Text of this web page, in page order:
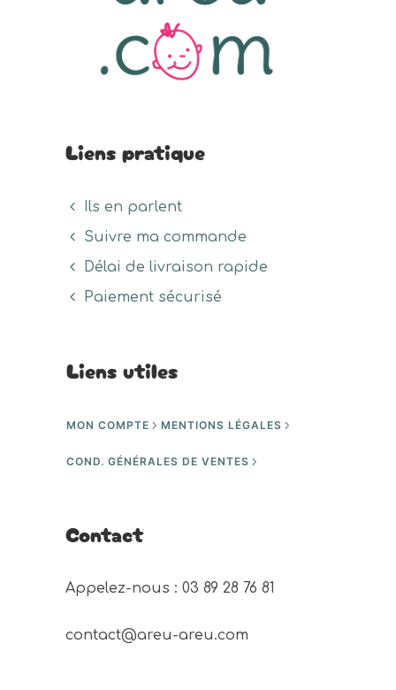
Liens pratique
Ils en parlent
Suivre ma commande
Délai de livraison rapide
Paiement sécurisé
Liens utiles
MON COMPTE MENTIONS LÉGALES
COND. GÉNÉRALES DE VENTES
Contact
Appelez-nous : 03 89 28 76 81
contact@areu-areu.com